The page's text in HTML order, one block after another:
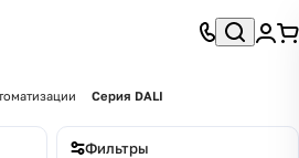
Серия DALI
Фильтры